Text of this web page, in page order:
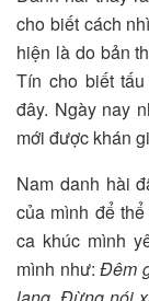
cho biết cách
hiện là do bản
Tín cho biết
đây. Ngày nay
mới được khán
Nam danh hài
của mình để
ca khúc mình
mình như:Đêm